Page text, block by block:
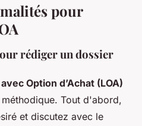
pour
rédiger un dossier
Option d’Achat (LOA)
Tout d'abord,
et discutez avec le